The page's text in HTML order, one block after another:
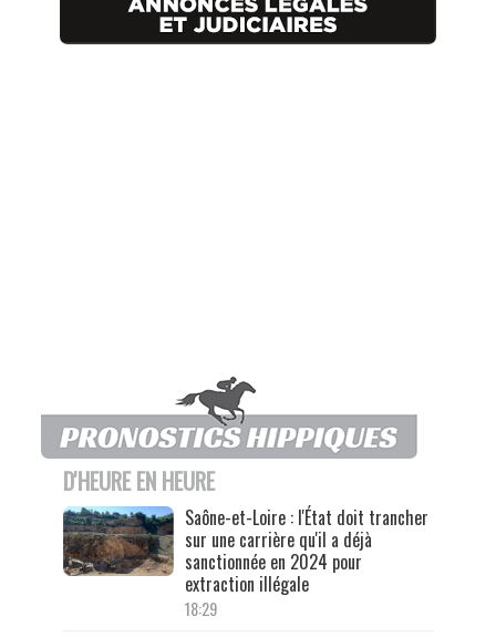
D'HEURE EN HEURE
Saône-et-Loire : l'État doit trancher
sur une carrière qu'il a déjà
sanctionnée en 2024 pour
extraction illégale
18:29